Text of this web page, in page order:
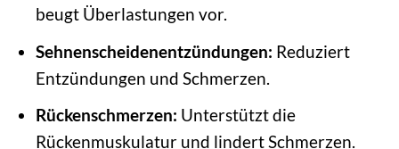
beugt Überlastungen vor.
Sehnenscheidenentzündungen: Reduziert
Entzündungen und Schmerzen.
Rückenschmerzen: Unterstützt die
Rückenmuskulatur und lindert Schmerzen.